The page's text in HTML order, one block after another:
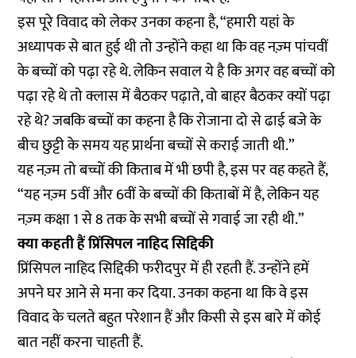
इस पूरे विवाद को लेकर उनका कहना है, “हमारी यहां के
अध्यापक से बात हुई थी तो उन्होंने कहा था कि वह नज़्म पांचवीं
के बच्चों को पढ़ा रहे थे. लेकिन सवाल ये है कि अगर वह बच्चों को
पढ़ा रहे थे तो क्लास में बैठकर पढ़ाते, वो बाहर बैठकर क्यों पढ़ा
रहे थे? जबकि बच्चों का कहना है कि रोजाना दो से ढाई बजे के
बीच छुट्टी के समय यह प्रार्थना बच्चों से कराई जाती थी.”
यह नज़्म तो बच्चों की किताब में भी छपी है, इस पर वह कहते हैं,
“यह नज़्म 5वीं और 6वीं के बच्चों की किताबों में है, लेकिन यह
नज़्म कक्षा 1 से 8 तक के सभी बच्चों से गवाई जा रही थी.”
क्या कहती हैं प्रिंसिपल नाहिद सिद्दिकी
प्रिंसिपल नाहिद सिद्दिकी फरीदपुर में ही रहती हैं. उन्होंने हमें
अपने घर आने से मना कर दिया. उनका कहना था कि वे इस
विवाद के चलते बहुत परेशान हैं और किसी से इस बारे में कोई
बात नहीं करना चाहती हैं.